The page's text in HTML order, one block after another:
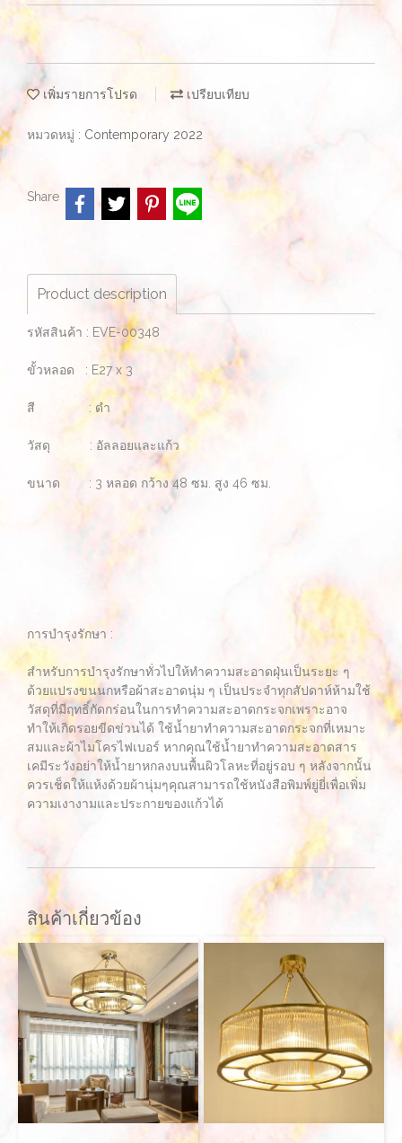
เพิ่มรายการโปรด เปรียบเทียบ
หมวดหมู่ : Contemporary 2022
Share
Product description
รหัสสินค้า : EVE-00348
ขั้วหลอด : E27 x 3
สี : ดำ
วัสดุ : อัลลอยและแก้ว
ขนาด : 3 หลอด กว้าง 48 ซม. สูง 46 ซม.
การบำรุงรักษา :
สำหรับการบำรุงรักษาทั่วไปให้ทำความสะอาดฝุ่นเป็นระยะ ๆ
ด้วยแปรงขนนกหรือผ้าสะอาดนุ่ม ๆ เป็นประจำทุกสัปดาห์ห้ามใช้
วัสดุที่มีฤทธิ์กัดกร่อนในการทำความสะอาดกระจกเพราะอาจ
ทำให้เกิดรอยขีดข่วนได้ ใช้น้ำยาทำความสะอาดกระจกที่เหมาะ
สมและผ้าไมโครไฟเบอร์ หากคุณใช้น้ำยาทำความสะอาดสาร
เคมีระวังอย่าให้น้ำยาหกลงบนพื้นผิวโลหะที่อยู่รอบ ๆ หลังจากนั้น
ควรเช็ดให้แห้งด้วยผ้านุ่มๆคุณสามารถใช้หนังสือพิมพ์ยู่ยี่เพื่อเพิ่ม
ความเงางามและประกายของแก้วได้
สินค้าเกี่ยวข้อง